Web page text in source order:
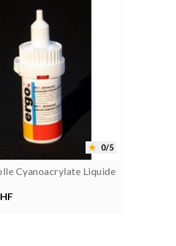
 0/5
Cyanoacrylate Liquide
 